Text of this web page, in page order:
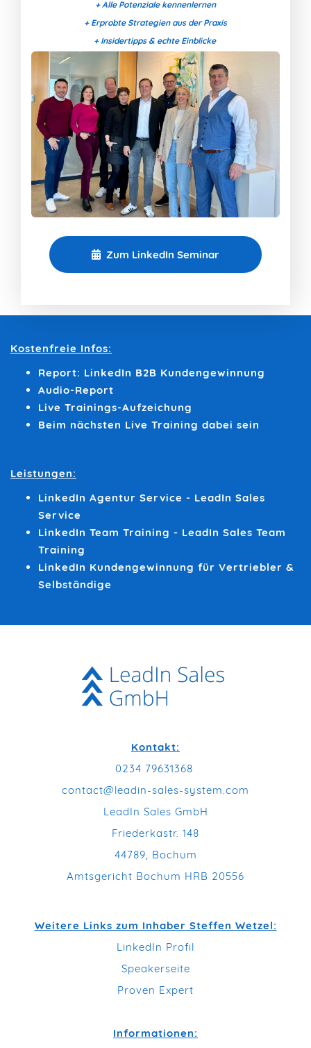
+ Alle Potenziale kennenlernen
+ Erprobte Strategien aus der Praxis
+ Insidertipps & echte Einblicke
Zum LinkedIn Seminar
Kostenfreie Infos:
Report: LinkedIn B2B Kundengewinnung
Audio-Report
Live Trainings-Aufzeichung
Beim nächsten Live Training dabei sein
Leistungen:
LinkedIn Agentur Service - LeadIn Sales
Service
LinkedIn Team Training - LeadIn Sales Team
Training
LinkedIn Kundengewinnung für Vertriebler &
Selbständige
Kontakt:
0234 79631368
contact@leadin-sales-system.com
LeadIn Sales GmbH
Friederkastr. 148
44789, Bochum
Amtsgericht Bochum HRB 20556
Weitere Links zum Inhaber Steffen Wetzel:
LinkedIn Profil
Speakerseite
Proven Expert
Informationen: